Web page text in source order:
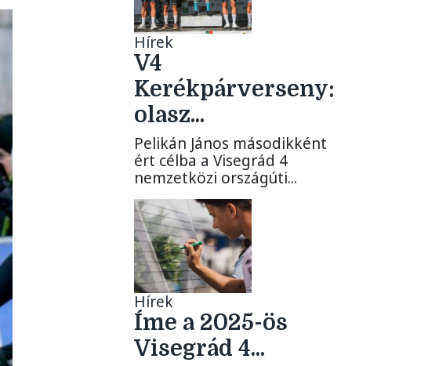
Hírek
V4
Kerékpárverseny:
olasz...
Pelikán János másodikként
ért célba a Visegrád 4
nemzetközi országúti...
Hírek
Íme a 2025-ös
Visegrád 4...